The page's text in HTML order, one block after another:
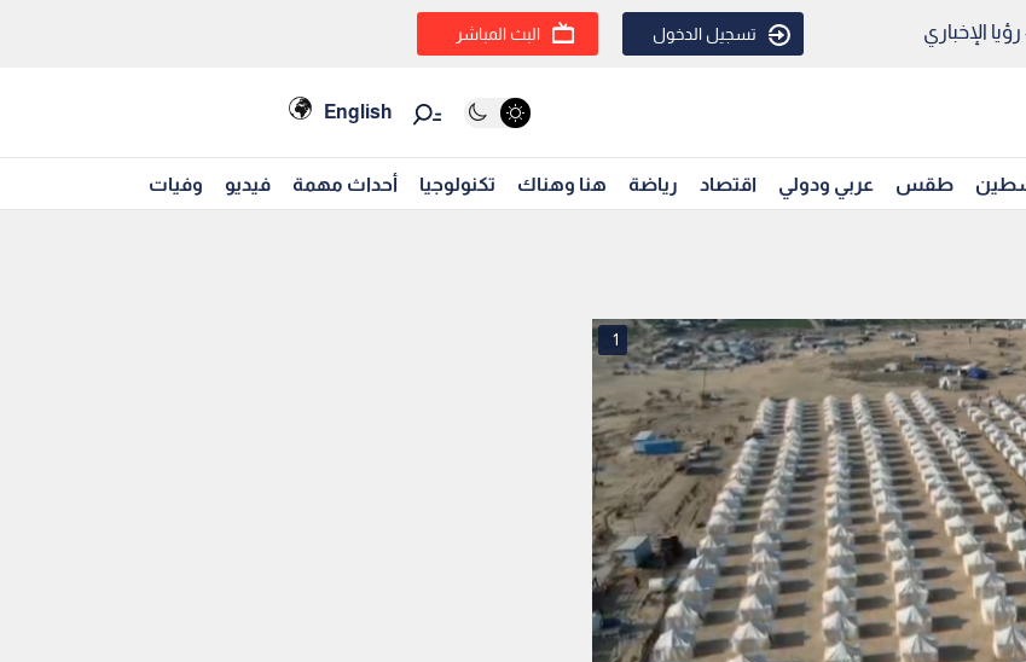
الإخباري تسجيل الدخول البث المباشر
English
طقس عربي ودولي اقتصاد رياضة هنا وهناك تكنولوجيا أحداث مهمة فيديو وفيات
1